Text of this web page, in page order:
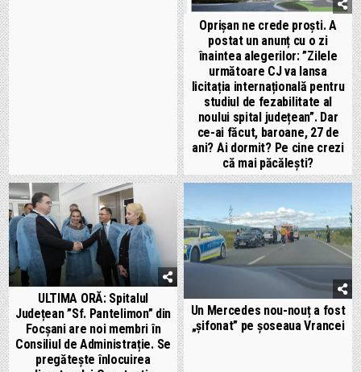
Oprișan ne crede proști. A
postat un anunț cu o zi
înaintea alegerilor: ”Zilele
următoare CJ va lansa
licitația internațională pentru
studiul de fezabilitate al
noului spital județean”. Dar
ce-ai făcut, baroane, 27 de
ani? Ai dormit? Pe cine crezi
că mai păcălești?
ULTIMA ORĂ: Spitalul
Județean ”Sf. Pantelimon” din
Focșani are noi membri în
Consiliul de Administrație. Se
pregătește înlocuirea
Un Mercedes nou-nouț a fost
„șifonat” pe șoseaua Vrancei